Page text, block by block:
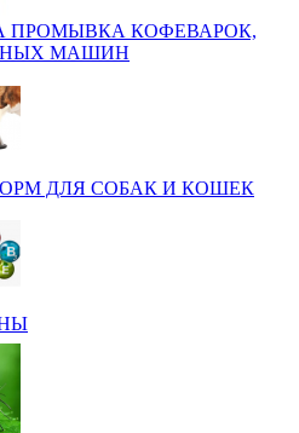
ПРОМЫВКА КОФЕВАРОК,
МАШИН
ДЛЯ СОБАК И КОШЕК